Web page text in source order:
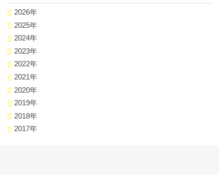
2026年
2025年
2024年
2023年
2022年
2021年
2020年
2019年
2018年
2017年